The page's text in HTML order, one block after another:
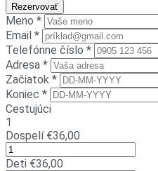
Rezervovať
Meno *
Email *
Telefónne číslo *
Adresa *
Začiatok *
Koniec *
Cestujúci
1
Dospelí €36,00
Deti €36,00